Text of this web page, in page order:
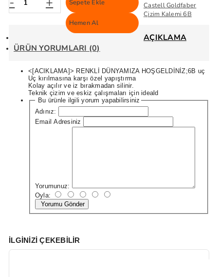
Sepete Ekle
Hemen Al
Castell Goldfaber
Çizim Kalemi 6B
AÇIKLAMA
ÜRÜN YORUMLARI (0)
<[ACIKLAMA]> RENKLİ DÜNYAMIZA HOŞGELDİNİZ;6B uç
Uç kırılmasına karşı özel yapıştırma
Kolay açılır ve iz bırakmadan silinir.
Teknik çizim ve eskiz çalışmaları için ideald
Bu ürünle ilgili yorum yapabilirsiniz
Adınız:
Email Adresiniz
Yorumunuz:
Oyla:
Yorumu Gönder
İLGINIZI ÇEKEBILIR